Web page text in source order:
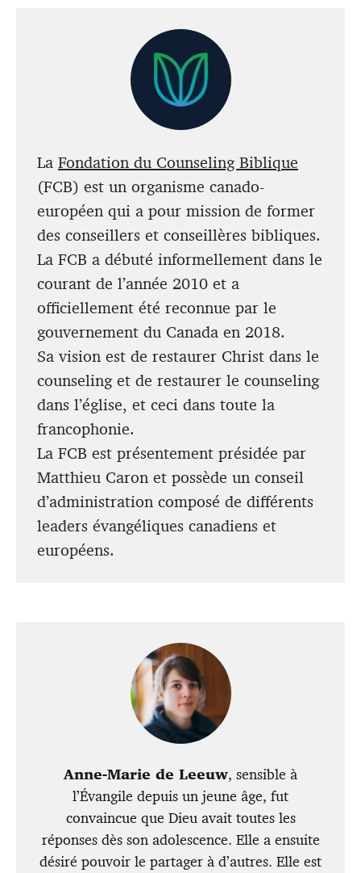
La Fondation du Counseling Biblique
(FCB) est un organisme canado-
européen qui a pour mission de former
des conseillers et conseillères bibliques.
La FCB a débuté informellement dans le
courant de l’année 2010 et a
officiellement été reconnue par le
gouvernement du Canada en 2018.
Sa vision est de restaurer Christ dans le
counseling et de restaurer le counseling
dans l’église, et ceci dans toute la
francophonie.
La FCB est présentement présidée par
Matthieu Caron et possède un conseil
d’administration composé de différents
leaders évangéliques canadiens et
européens.
Anne-Marie de Leeuw, sensible à
l’Évangile depuis un jeune âge, fut
convaincue que Dieu avait toutes les
réponses dès son adolescence. Elle a ensuite
désiré pouvoir le partager à d’autres. Elle est